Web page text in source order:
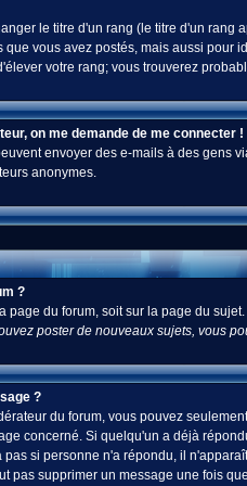
le titre d'un rang (le titre d'un
vous avez postés, mais aussi
votre rang; vous trouverez
on me demande de me connecter !
envoyer des e-mails à des gens
anonymes.
?
page du forum, soit sur la page du
poster de nouveaux sujets, vous
?
du forum, vous pouvez
concerné. Si quelqu'un a déjà
si personne n'a répondu, il
pas supprimer un message une fois